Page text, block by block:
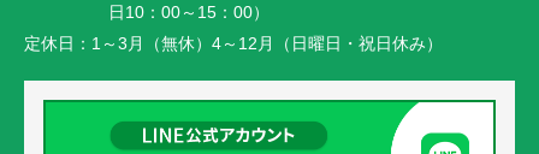
日10：00～15：00）
定休日： 1～3月（無休）4～12月（日曜日・祝日休み）